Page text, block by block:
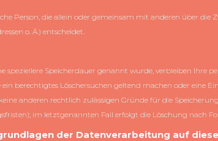
Person, die allein oder gemeinsam mit anderen über die
o. Ä.) entscheidet.
Speicherdauer genannt wurde, verbleiben Ihre
berechtigtes Löschersuchen geltend machen oder eine
anderen rechtlich zulässigen Gründe für die
im letztgenannten Fall erfolgt die Löschung nach
der Datenverarbeitung auf